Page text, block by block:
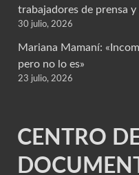
trabajadores de prensa
30 julio, 2026
Mariana Mamaní:
pero no lo es»
23 julio, 2026
CENTRO